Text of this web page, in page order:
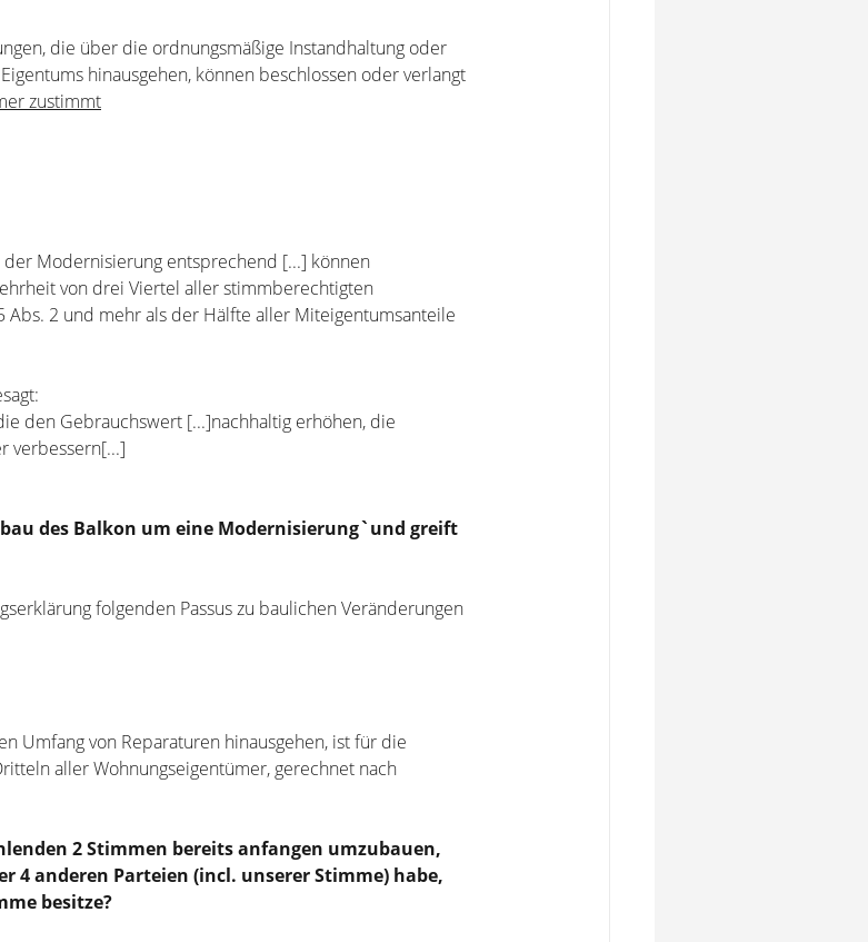
die über die ordnungsmäßige Instandhaltung oder
hinausgehen, können beschlossen oder verlangt
zustimmt
der Modernisierung entsprechend [...] können
von drei Viertel aller stimmberechtigten
Abs. 2 und mehr als der Hälfte aller Miteigentumsanteile
den Gebrauchswert [...]nachhaltig erhöhen, die
verbessern[...]
des Balkon um eine Modernisierung`und greift
folgenden Passus zu baulichen Veränderungen
Umfang von Reparaturen hinausgehen, ist für die
aller Wohnungseigentümer, gerechnet nach
2 Stimmen bereits anfangen umzubauen,
4 anderen Parteien (incl. unserer Stimme) habe,
besitze?